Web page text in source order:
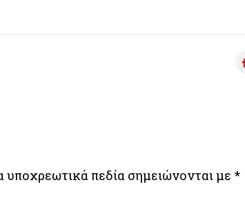
υποχρεωτικά πεδία σημειώνονται με *